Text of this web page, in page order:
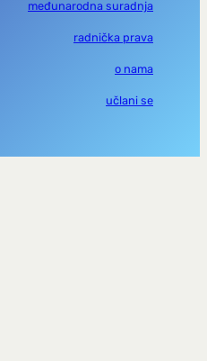
međunarodna suradnja
radnička prava
o nama
učlani se